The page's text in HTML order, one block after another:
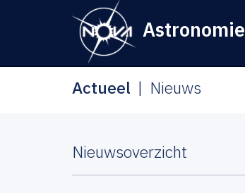
Astronomie
Actueel Nieuws
Nieuwsoverzicht